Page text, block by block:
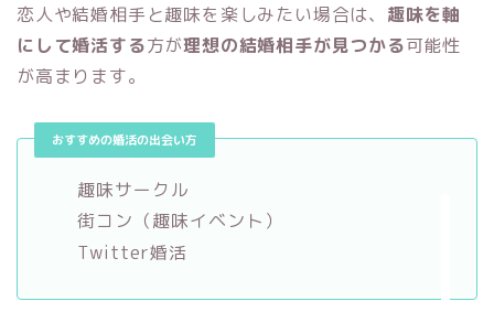
恋人や結婚相手と趣味を楽しみたい場合は、 趣味を軸
にして婚活する方が理想の結婚相手が見つかる可能性
が高まります。
おすすめの婚活の出会い方
趣味サークル
街コン（趣味イベント）
Twitter婚活
婚活を知る